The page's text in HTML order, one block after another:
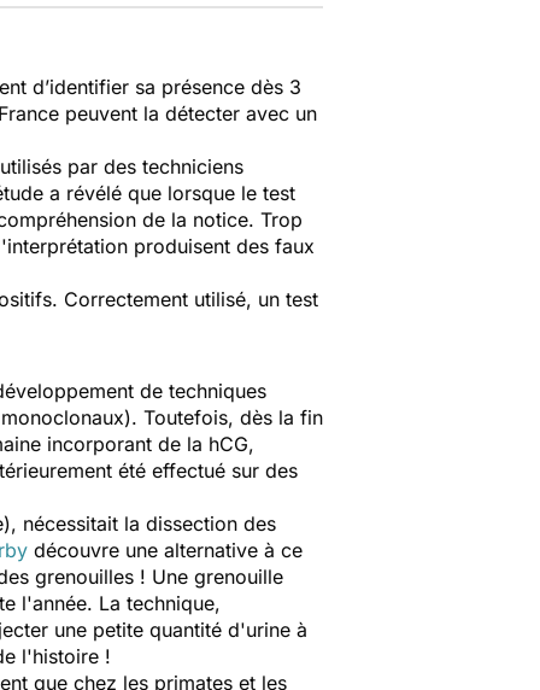
d’identifier sa présence dès 3
peuvent la détecter avec un
par des techniciens
a révélé que lorsque le test
de la notice. Trop
produisent des faux
Correctement utilisé, un test
de techniques
Toutefois, dès la fin
incorporant de la hCG,
été effectué sur des
nécessitait la dissection des
découvre une alternative à ce
grenouilles ! Une grenouille
l'année. La technique,
une petite quantité d'urine à
l'histoire !
que chez les primates et les